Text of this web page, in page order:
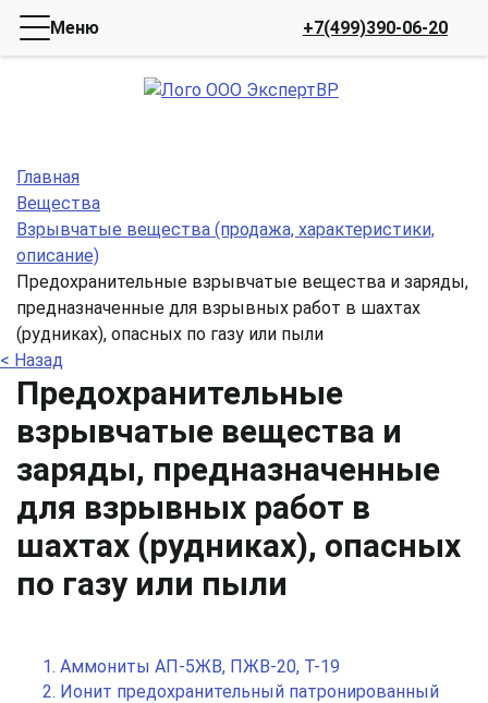
Меню +7(499)390-06-20
Главная
Вещества
Взрывчатые вещества (продажа, характеристики,
описание)
Предохранительные взрывчатые вещества и заряды,
предназначенные для взрывных работ в шахтах
(рудниках), опасных по газу или пыли
< Назад
Предохранительные
взрывчатые вещества и
заряды, предназначенные
для взрывных работ в
шахтах (рудниках), опасных
по газу или пыли
Аммониты АП-5ЖВ, ПЖВ-20, Т-19
Ионит предохранительный патронированный